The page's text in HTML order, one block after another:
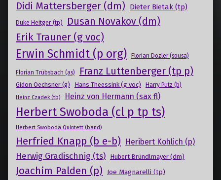
Didi Mattersberger (dm) Dieter Bietak (tp)
Duke Heitger (tp) Dusan Novakov (dm)
Erik Trauner (g voc)
Erwin Schmidt (p org) Florian Dozler (sousa)
Florian Trübsbach (as) Franz Luttenberger (tp p)
Gidon Oechsner (g) Hans Theessink (g voc) Harry Putz (b)
Heinz Czadek (tb) Heinz von Hermann (sax fl)
Herbert Swoboda (cl p tp ts)
Herbert Swoboda Quintett (band)
Herfried Knapp (b e-b) Heribert Kohlich (p)
Herwig Gradischnig (ts) Hubert Bründlmayer (dm)
Joachim Palden (p) Joe Magnarelli (tp)